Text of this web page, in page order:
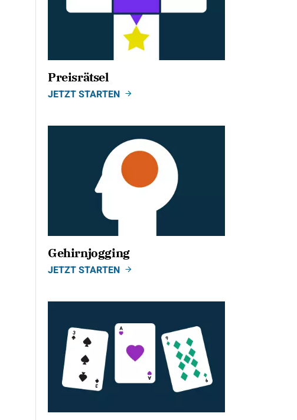
Preisrätsel
JETZT STARTEN
Gehirnjogging
JETZT STARTEN